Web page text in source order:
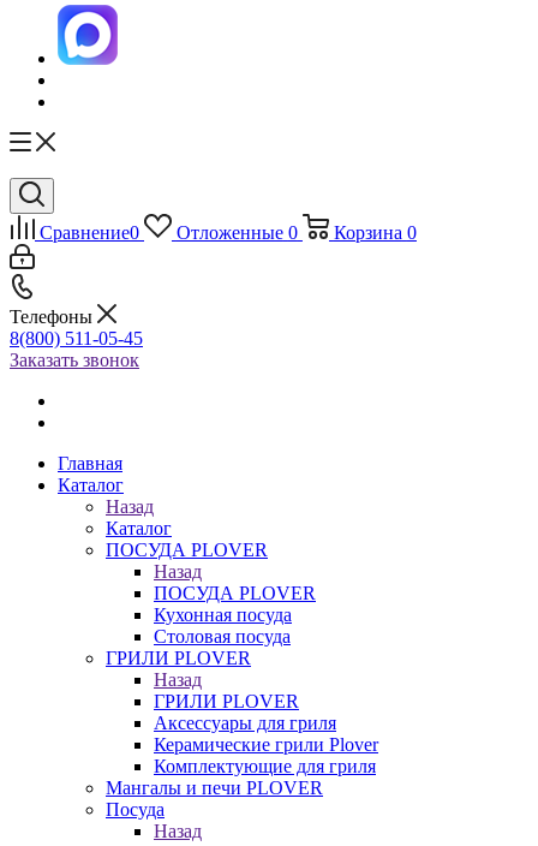
Сравнение0 Отложенные 0 Корзина 0
Телефоны
8(800) 511-05-45
Заказать звонок
Главная
Каталог
Назад
Каталог
ПОСУДА PLOVER
Назад
ПОСУДА PLOVER
Кухонная посуда
Столовая посуда
ГРИЛИ PLOVER
Назад
ГРИЛИ PLOVER
Аксессуары для гриля
Керамические грили Plover
Комплектующие для гриля
Мангалы и печи PLOVER
Посуда
Назад